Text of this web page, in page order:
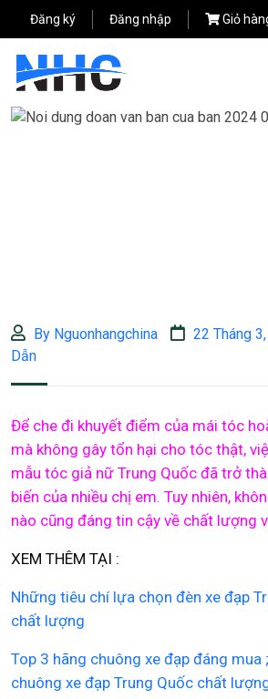
Đăng ký Đăng nhập Giỏ
By Nguonhangchina 22 Tháng
Dẫn
Để che đi khuyết điểm của mái tóc
mà không gây tổn hại cho tóc thật,
mẫu tóc giả nữ Trung Quốc đã trở
biến của nhiều chị em. Tuy nhiên,
nào cũng đáng tin cậy về chất lượng
XEM THÊM TẠI :
Những tiêu chí lựa chọn đèn xe đạp
chất lượng
Top 3 hãng chuông xe đạp đáng mua
chuông xe đạp Trung Quốc chất